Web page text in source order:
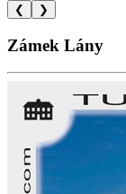
❮ ❯
Zámek Lány